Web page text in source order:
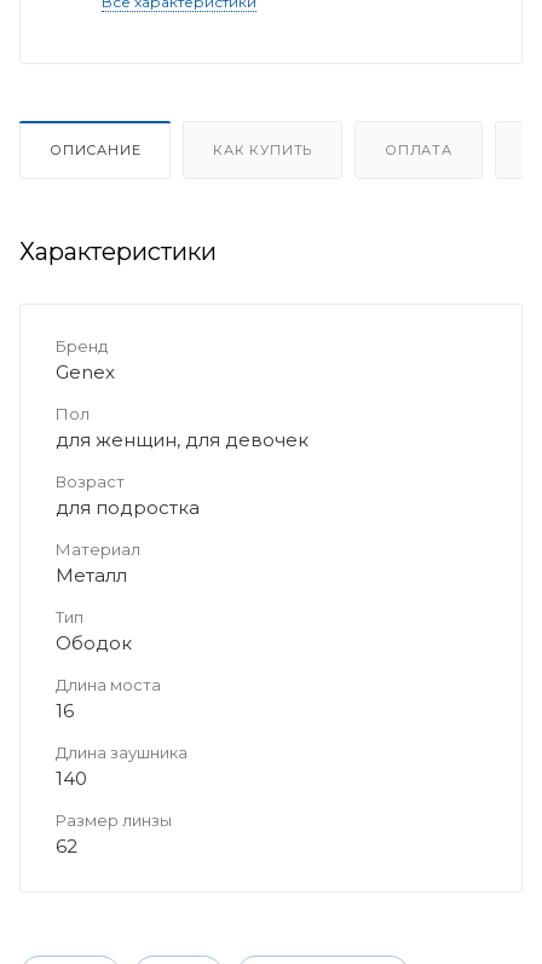
ОПИСАНИЕ КАК КУПИТЬ ОПЛАТА
Характеристики
Бренд
Genex
Пол
для женщин, для девочек
Возраст
для подростка
Материал
Металл
Тип
Ободок
Длина моста
16
Длина заушника
140
Размер линзы
62